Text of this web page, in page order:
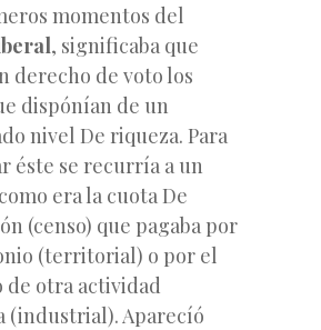
momentos del
, significaba que
derecho de voto los
dispónían de un
nivel De riqueza. Para
éste se recurría a un
era la cuota De
(censo) que pagaba por
(territorial) o por el
otra actividad
(industrial). Aparecíó